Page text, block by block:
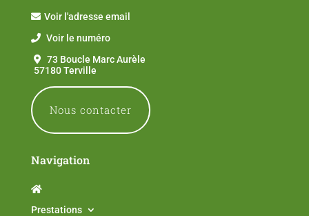
Voir l'adresse email
Voir le numéro
73 Boucle Marc Aurèle
57180 Terville
Nous contacter
Navigation
Prestations